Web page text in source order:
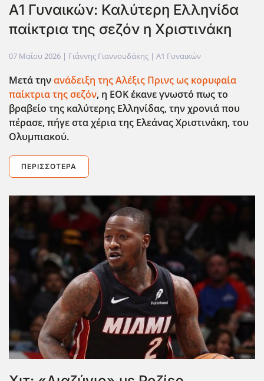
Α1 Γυναικών: Καλύτερη Ελληνίδα
παίκτρια της σεζόν η Χριστινάκη
07 Μαΐου 2026 | Γιάννης Γιαννουδάκης | Α1 Γυναικών
Μετά τηνανάδειξη της Αλέξις Πρινς ως κορυφαία
παίκτρια της σεζόν, η ΕΟΚ έκανε γνωστό πως το
βραβείο της καλύτερης Ελληνίδας, την χρονιά που
πέρασε, πήγε στα χέρια της Ελεάνας Χριστινάκη, του
Ολυμπιακού.
ΠΕΡΙΣΣΌΤΕΡΑ